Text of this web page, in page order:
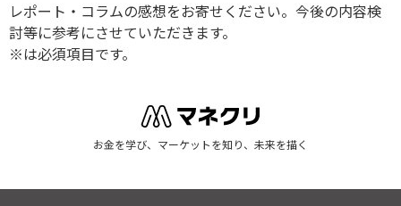
レポート・コラムの感想をお寄せください。今後の内容検
討等に参考にさせていただきます。
※は必須項目です。
お金を学び、マーケットを知り、未来を描く